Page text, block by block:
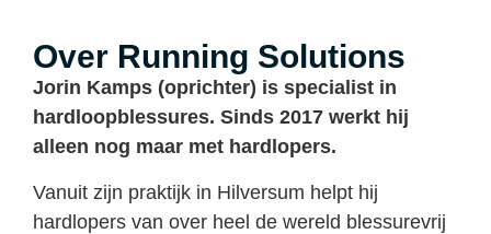
Over Running Solutions
Jorin Kamps (oprichter) is specialist in
hardloopblessures. Sinds 2017 werkt hij
alleen nog maar met hardlopers.
Vanuit zijn praktijk in Hilversum helpt hij
hardlopers van over heel de wereld blessurevrij